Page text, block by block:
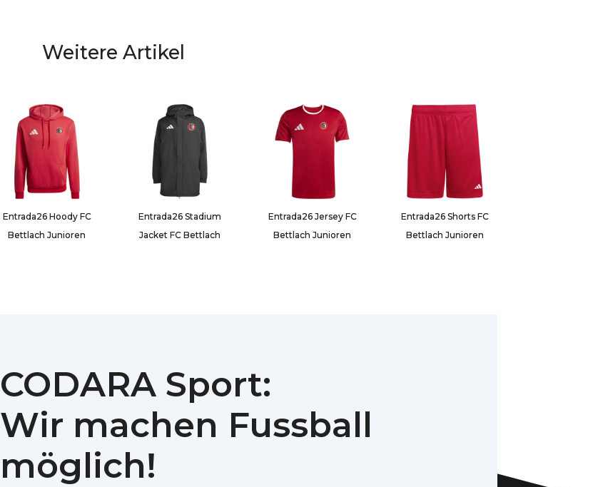
Weitere Artikel
Entrada26 Hoody FC
Bettlach Junioren
Entrada26 Stadium
Jacket FC Bettlach
Entrada26 Jersey FC
Bettlach Junioren
Entrada26 Shorts FC
Bettlach Junioren
CODARA Sport:
Wir machen Fussball
möglich!